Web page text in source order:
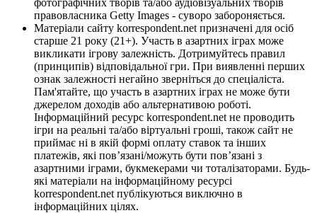
правовласника Getty Images - суворо забороняється.
Матеріали сайту korrespondent.net призначені для осіб
старше 21 року (21+). Участь в азартних іграх може
викликати ігрову залежність. Дотримуйтесь правил
(принципів) відповідальної гри. При виявленні перших
ознак залежності негайно зверніться до спеціаліста.
Пам'ятайте, що участь в азартних іграх не може бути
джерелом доходів або альтернативою роботі.
Інформаційний ресурс korrespondent.net не проводить
ігри на реальні та/або віртуальні гроші, також сайт не
приймає ні в якій формі оплату ставок та інших
платежів, які пов’язані/можуть бути пов’язані з
азартними іграми, букмекерами чи тоталізаторами. Будь-
які матеріали на інформаційному ресурсі
korrespondent.net публікуються виключно в
інформаційних цілях.